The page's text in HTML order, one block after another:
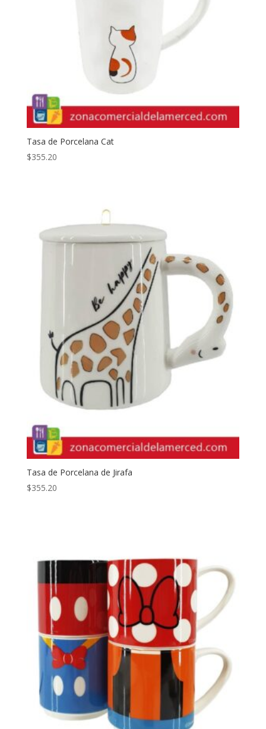
Tasa de Porcelana Cat
$355.20
Tasa de Porcelana de Jirafa
$355.20